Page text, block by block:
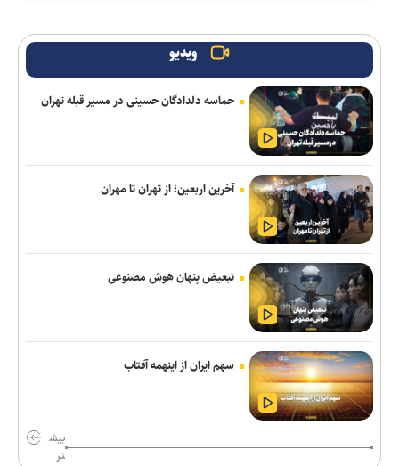
اژدهاکش رسما پرسپولیسی شد
بازگشت خلیفه و گودرزی به تمرینات آلومینیوم
ادامه خریدهای خطیبی از تیم سابق/ نصیری به فجرسپاسی پیوست
پزشکیان: امروز مهمترین دغدغه و نگرانی بنده معیشت مردم است/
انسجام اجتماعی مهمترین عامل ناکام ماندن دشمنان
تمدید قرارداد مربی ترک استقلال
بازی‌های سرخابی‌ها به شهرقدس رفت/ استقلال خوزستان به تهران
بازگشت
آغاز اردوی تیم ملی بوکس برای ناگویا با حضور ۱۰ ملی‌پوش
محمدی: مقابل استقلال لیگ را پرقدرت آغاز می‌کنیم/ امیدوارم با
مس شهربابک کمترین گل خورده لیگ را داشته باشیم
تداوم تجمعات مردمی در میادین اصلی شهر تا اعلام نظر رهبری
سقوط آراء مرتبط با حزب نتانیاهو در آستانه انتخابات کنست
ویدیو
حماسه دلدادگان حسینی در مسیر قبله تهران
آخرین اربعین؛ از تهران تا مهران
تبعیض پنهان هوش مصنوعی
سهم ایران از اینهمه آفتاب
بیش
تر